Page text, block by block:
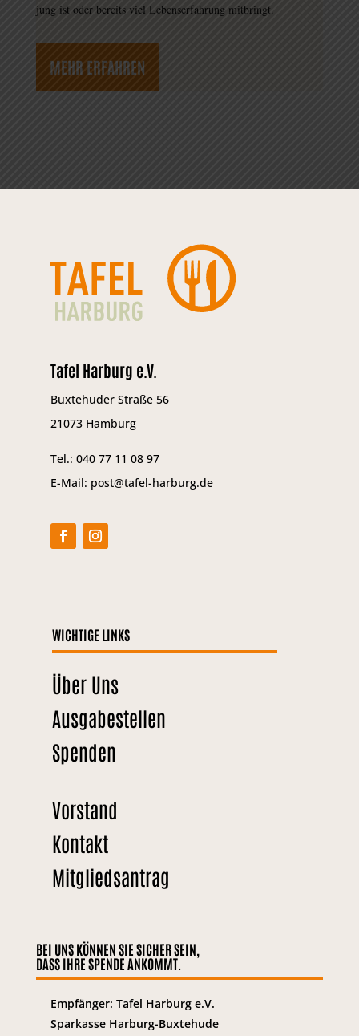
jung ist oder bereits viel Lebenserfahrung mitbringt.
MEHR ERFAHREN
Tafel Harburg e.V.
Buxtehuder Straße 56
21073 Hamburg
Tel.: 040 77 11 08 97
E-Mail: post@tafel-harburg.de
WICHTIGE LINKS
Über Uns
Ausgabestellen
Spenden
Vorstand
Kontakt
Mitgliedsantrag
BEI UNS KÖNNEN SIE SICHER SEIN,
DASS IHRE SPENDE ANKOMMT.
Empfänger: Tafel Harburg e.V.
Sparkasse Harburg-Buxtehude